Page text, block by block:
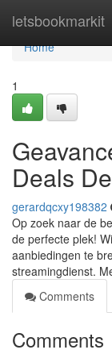
letsbookmarkit
Home
Home
1
Deals
gerardqcxy198382
Op zoek naar de
de perfecte plek!
aanbiedingen te
streamingdienst.
Comments
Comments